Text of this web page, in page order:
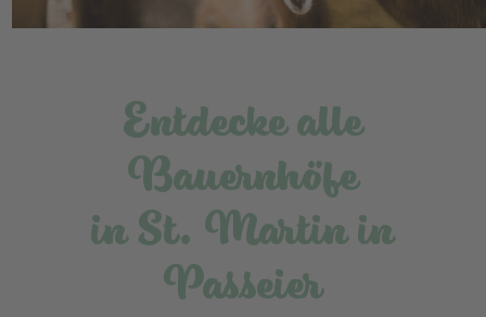
Entdecke alle
Bauernhöfe
in St. Martin in
Passeier